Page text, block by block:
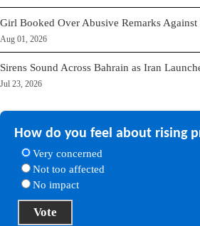
Girl Booked Over Abusive Remarks
Aug 01, 2026
Sirens Sound Across Bahrain as Iran
Jul 23, 2026
How do you feel about rising
Very concerned
Not too affected
No impact